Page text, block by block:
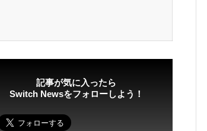
記事が気に入ったら
Switch Newsをフォローしよう！